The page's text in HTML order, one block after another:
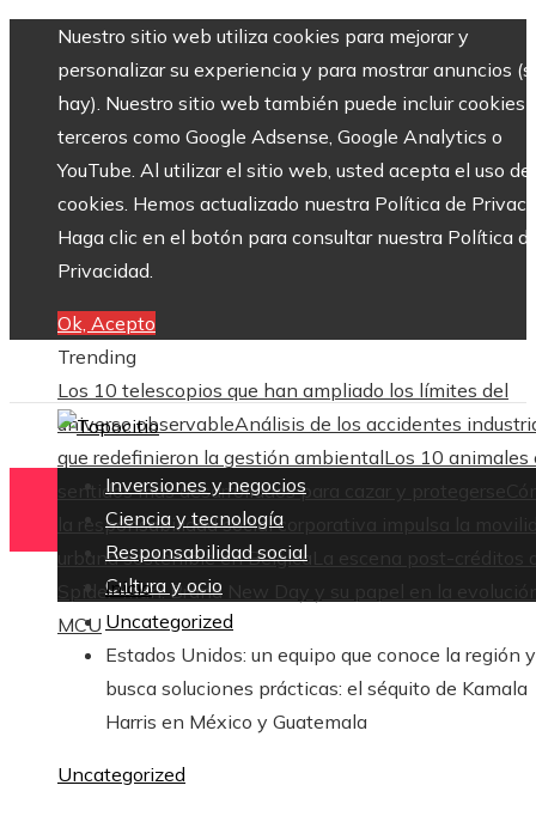
Nuestro sitio web utiliza cookies para mejorar y
personalizar su experiencia y para mostrar anuncios
hay). Nuestro sitio web también puede incluir cookies
terceros como Google Adsense, Google Analytics o
YouTube. Al utilizar el sitio web, usted acepta el uso de
cookies. Hemos actualizado nuestra Política de
Haga clic en el botón para consultar nuestra Política
Privacidad.
Ok, Acepto
Trending
Los 10 telescopios que han ampliado los límites del
universo observableAnálisis de los accidentes
que redefinieron la gestión ambientalLos 10 animales
sentidos más desarrollados para cazar y protegerse
la responsabilidad social corporativa impulsa la
urbana sostenible en Bélgica La escena post-créditos
Spider-Man: Brand New Day y su papel en la
MCU
Inversiones y negocios
Ciencia y tecnología
Responsabilidad social
Cultura y ocio
Inicio
Uncategorized
Estados Unidos: un equipo que conoce la región y
busca soluciones prácticas: el séquito de Kamala
Harris en México y Guatemala
Uncategorized